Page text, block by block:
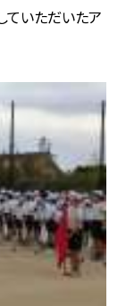
いただいたア